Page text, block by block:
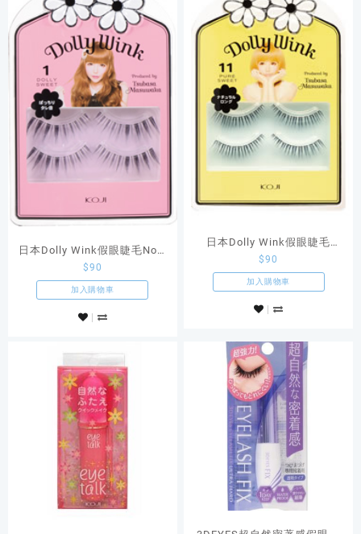
日本Dolly Wink假眼睫毛No.1
上睫毛款
$90
加入購物車
日本Dolly Wink假眼睫毛
No.11上睫毛款
$90
加入購物車